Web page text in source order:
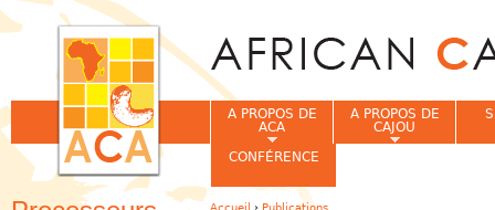
A PROPOS DE
ACA
A PROPOS DE
CAJOU
CONFÉRENCE
Accueil › Publications